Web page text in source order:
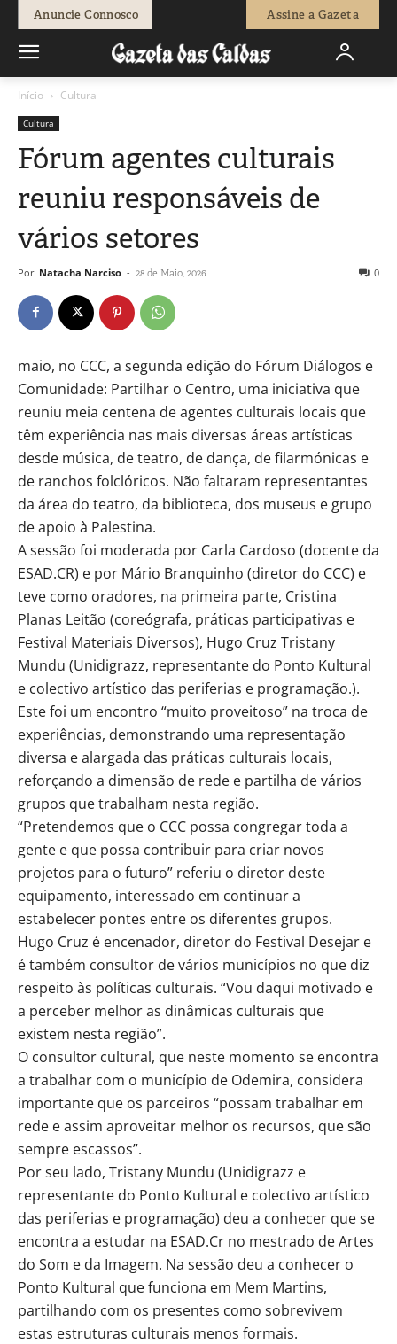
Anuncie Connosco Assine a Gazeta
Início Cultura
Cultura
Fórum agentes culturais
reuniu responsáveis de
vários setores
Por Natacha Narciso - 28 de Maio, 2026 0
maio, no CCC, a segunda edição do Fórum Diálogos e
Comunidade: Partilhar o Centro, uma iniciativa que
reuniu meia centena de agentes culturais locais que
têm experiência nas mais diversas áreas artísticas
desde música, de teatro, de dança, de filarmónicas e
de ranchos folclóricos. Não faltaram representantes
da área do teatro, da biblioteca, dos museus e grupo
de apoio à Palestina.
A sessão foi moderada por Carla Cardoso (docente da
ESAD.CR) e por Mário Branquinho (diretor do CCC) e
teve como oradores, na primeira parte, Cristina
Planas Leitão (coreógrafa, práticas participativas e
Festival Materiais Diversos), Hugo Cruz Tristany
Mundu (Unidigrazz, representante do Ponto Kultural
e colectivo artístico das periferias e programação.).
Este foi um encontro “muito proveitoso” na troca de
experiências, demonstrando uma representação
diversa e alargada das práticas culturais locais,
reforçando a dimensão de rede e partilha de vários
grupos que trabalham nesta região.
“Pretendemos que o CCC possa congregar toda a
gente e que possa contribuir para criar novos
projetos para o futuro” referiu o diretor deste
equipamento, interessado em continuar a
estabelecer pontes entre os diferentes grupos.
Hugo Cruz é encenador, diretor do Festival Desejar e
é também consultor de vários municípios no que diz
respeito às políticas culturais. “Vou daqui motivado e
a perceber melhor as dinâmicas culturais que
existem nesta região”.
O consultor cultural, que neste momento se encontra
a trabalhar com o município de Odemira, considera
importante que os parceiros “possam trabalhar em
rede e assim aproveitar melhor os recursos, que são
sempre escassos”.
Por seu lado, Tristany Mundu (Unidigrazz e
representante do Ponto Kultural e colectivo artístico
das periferias e programação) deu a conhecer que se
encontra a estudar na ESAD.Cr no mestrado de Artes
do Som e da Imagem. Na sessão deu a conhecer o
Ponto Kultural que funciona em Mem Martins,
partilhando com os presentes como sobrevivem
estas estruturas culturais menos formais.